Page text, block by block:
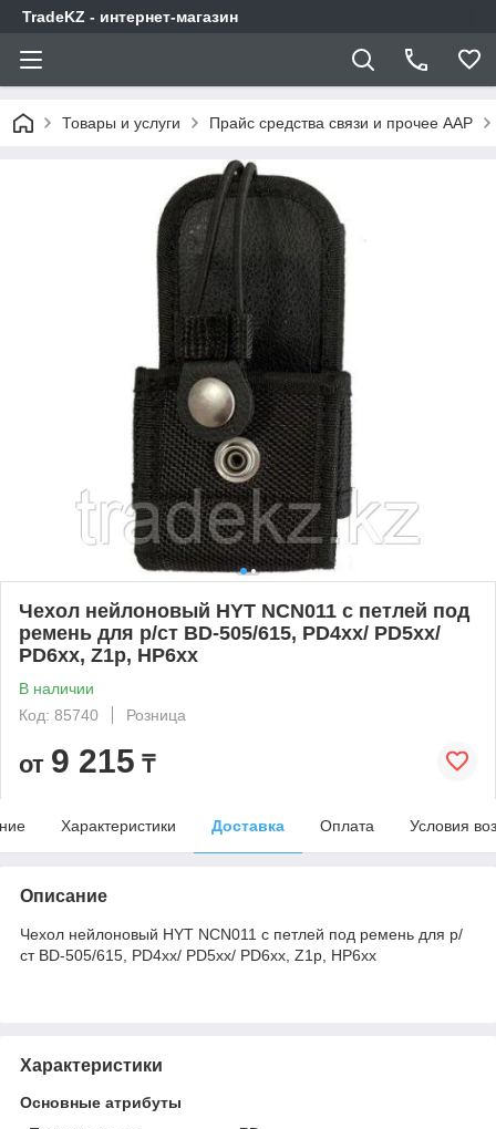
TradeKZ - интернет-магазин
Товары и услуги Прайс средства связи и прочее AAP
Чехол нейлоновый HYT NCN011 с петлей под
ремень для р/ст BD-505/615, PD4xx/ PD5xx/
PD6xx, Z1p, HP6xx
В наличии
Код: 85740
Розница
от 9 215 ₸
Характеристики Доставка Оплата Условия
Описание
Чехол нейлоновый HYT NCN011 с петлей под ремень для р/
ст BD-505/615, PD4xx/ PD5xx/ PD6xx, Z1p, HP6xx
Характеристики
Основные атрибуты